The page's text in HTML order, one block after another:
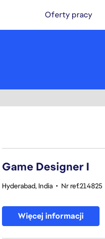
Oferty pracy
Game Designer I
Hyderabad, India • Nr ref.214825
Więcej informacji